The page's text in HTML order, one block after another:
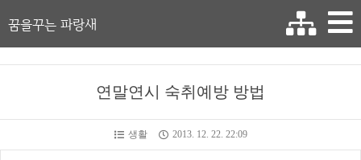
꿈을꾸는 파랑새
연말연시 숙취예방 방법
생활 2013. 12. 22. 22:09